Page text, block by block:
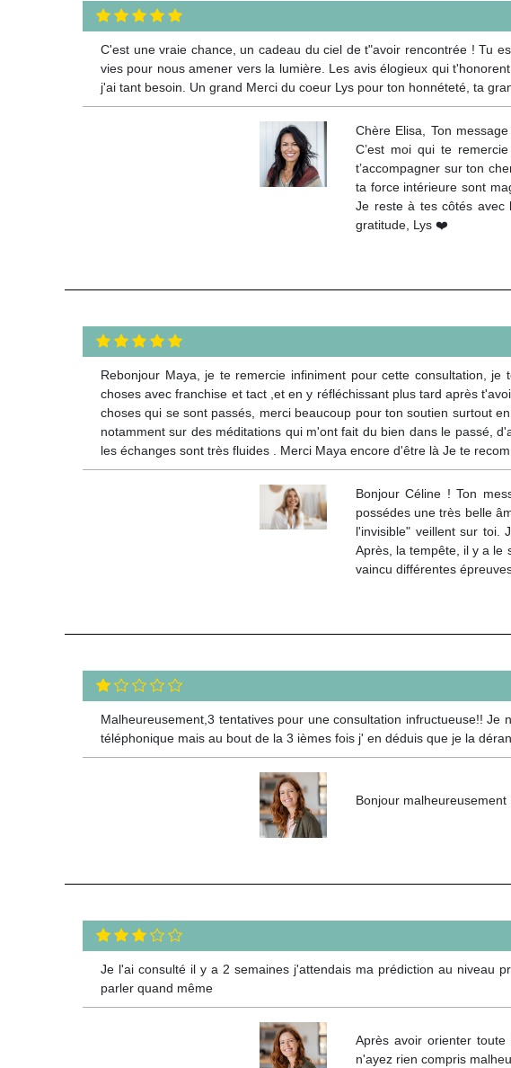
C'est une vraie chance, un cadeau du ciel de t"avoir rencontrée ! Tu
vies pour nous amener vers la lumière. Les avis élogieux qui
j'ai tant besoin. Un grand Merci du coeur Lys pour ton honnéteté, ta
Chère Elisa, Ton
C’est moi qui te
t’accompagner sur ton
ta force intérieure sont
Je reste à tes côtés avec
gratitude, Lys ❤️
Rebonjour Maya, je te remercie infiniment pour cette consultation,
choses avec franchise et tact ,et en y réfléchissant plus tard après
choses qui se sont passés, merci beaucoup pour ton soutien surtout
notamment sur des méditations qui m'ont fait du bien dans le passé,
les échanges sont très fluides . Merci Maya encore d'être là Je te
Bonjour Céline ! Ton
possédes une très belle
l'invisible" veillent sur toi.
Après, la tempête, il y a le
vaincu différentes
Malheureusement,3 tentatives pour une consultation infructueuse!!
téléphonique mais au bout de la 3 ièmes fois j' en déduis que je la
Bonjour
Je l'ai consulté il y a 2 semaines j'attendais ma prédiction au niveau
parler quand même
Après avoir orienter
n'ayez rien compris